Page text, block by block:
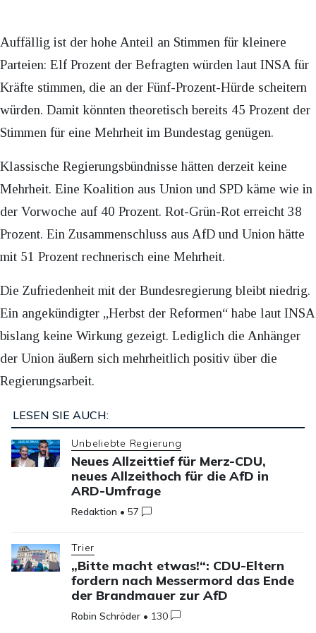
Auffällig ist der hohe Anteil an Stimmen für kleinere
Parteien: Elf Prozent der Befragten würden laut INSA für
Kräfte stimmen, die an der Fünf-Prozent-Hürde scheitern
würden. Damit könnten theoretisch bereits 45 Prozent der
Stimmen für eine Mehrheit im Bundestag genügen.
Klassische Regierungsbündnisse hätten derzeit keine
Mehrheit. Eine Koalition aus Union und SPD käme wie in
der Vorwoche auf 40 Prozent. Rot-Grün-Rot erreicht 38
Prozent. Ein Zusammenschluss aus AfD und Union hätte
mit 51 Prozent rechnerisch eine Mehrheit.
Die Zufriedenheit mit der Bundesregierung bleibt niedrig.
Ein angekündigter „Herbst der Reformen“ habe laut INSA
bislang keine Wirkung gezeigt. Lediglich die Anhänger
der Union äußern sich mehrheitlich positiv über die
Regierungsarbeit.
LESEN SIE AUCH:
Unbeliebte Regierung
Neues Allzeittief für Merz-CDU,
neues Allzeithoch für die AfD in
ARD-Umfrage
Redaktion •57
Trier
„Bitte macht etwas!“: CDU-Eltern
fordern nach Messermord das Ende
der Brandmauer zur AfD
Robin Schröder • 130